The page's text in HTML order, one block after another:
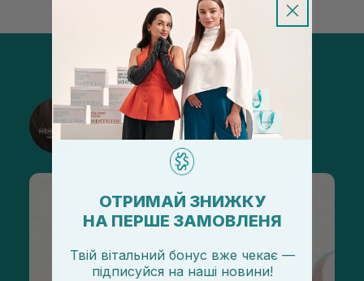
@sisters_stelmakh в Instagram
Підписатися
ОТРИМАЙ ЗНИЖКУ
НА ПЕРШЕ ЗАМОВЛЕНЯ
Твій вітальний бонус вже чекає —
підписуйся на наші новини!